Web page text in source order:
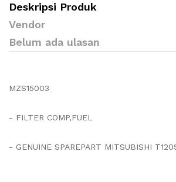
Deskripsi Produk
Vendor
Belum ada ulasan
MZS15003
- FILTER COMP,FUEL
- GENUINE SPAREPART MITSUBISHI